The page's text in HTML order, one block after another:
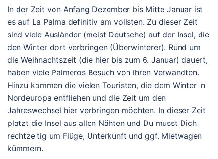
In der Zeit von Anfang Dezember bis Mitte Januar ist
es auf La Palma definitiv am vollsten. Zu dieser Zeit
sind viele Ausländer (meist Deutsche) auf der Insel, die
den Winter dort verbringen (Überwinterer). Rund um
die Weihnachtszeit (die hier bis zum 6. Januar) dauert,
haben viele Palmeros Besuch von ihren Verwandten.
Hinzu kommen die vielen Touristen, die dem Winter in
Nordeuropa entfliehen und die Zeit um den
Jahreswechsel hier verbringen möchten. In dieser Zeit
platzt die Insel aus allen Nähten und Du musst Dich
rechtzeitig um Flüge, Unterkunft und ggf. Mietwagen
kümmern.